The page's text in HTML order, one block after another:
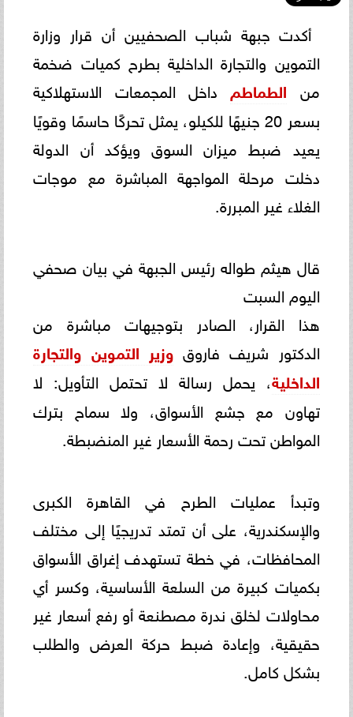
أكدت جبهة شباب الصحفيين أن قرار وزارة
التموين والتجارة الداخلية بطرح كميات ضخمة
من الطماطم داخل المجمعات الاستهلاكية
بسعر 20 جنيهًا للكيلو، يمثل تحركًا حاسمًا وقويًا
يعيد ضبط ميزان السوق ويؤكد أن الدولة
دخلت مرحلة المواجهة المباشرة مع موجات
الغلاء غير المبررة.
قال هيثم طواله رئيس الجبهة في بيان صحفي
اليوم السبت
هذا القرار، الصادر بتوجيهات مباشرة من
الدكتور شريف فاروقوزير التموين والتجارة
الداخلية، يحمل رسالة لا تحتمل التأويل: لا
تهاون مع جشع الأسواق، ولا سماح بترك
المواطن تحت رحمة الأسعار غير المنضبطة.
وتبدأ عمليات الطرح في القاهرة الكبرى
والإسكندرية، على أن تمتد تدريجيًا إلى مختلف
المحافظات، في خطة تستهدف إغراق الأسواق
بكميات كبيرة من السلعة الأساسية، وكسر أي
محاولات لخلق ندرة مصطنعة أو رفع أسعار غير
حقيقية، وإعادة ضبط حركة العرض والطلب
بشكل كامل.